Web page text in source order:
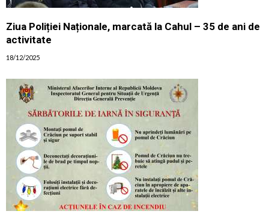
Ziua Poliției Naționale, marcată la Cahul – 35 de ani de
activitate
18/12/2025